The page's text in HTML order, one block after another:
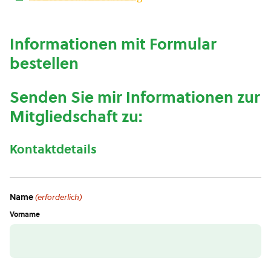
Informationen mit Formular
bestellen
Senden Sie mir Informationen zur
Mitgliedschaft zu:
Kontaktdetails
Name(erforderlich)
Vorname